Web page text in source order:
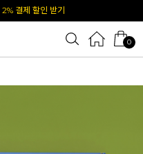
2% 결제 할인 받기
0